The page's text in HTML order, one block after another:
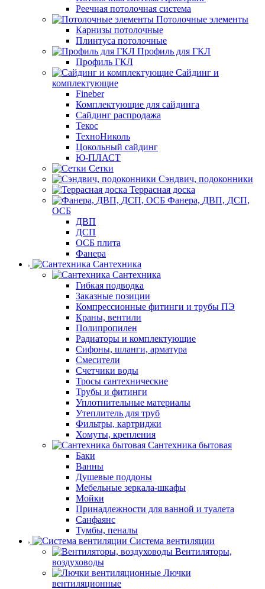
Реечная потолочная система
Потолочные элементы
Карнизы потолочные
Плинтуса потолочные
Профиль для ГКЛ
Профиль ГКЛ
Сайдинг и
комплектующие
Fineber
Комплектующие для сайдинга
Сайдинг распродажа
Текос
ТехноНиколь
Цокольный сайдинг
Ю-ПЛАСТ
Сетки
Сэндвич, подоконники
Террасная доска
Фанера, ДВП, ДСП,
ОСБ
ДВП
ДСП
ОСБ плита
Фанера
Сантехника
Сантехника
Гибкая подводка
Заказные позиции
Компрессионные фитинги и трубы ПЭ
Краны, вентили
Полипропилен
Радиаторы и комплектующие
Сифоны, шланги, арматура
Смесители
Счетчики воды
Тросы сантехнические
Трубы и фитинги
Уплотнительные материалы
Утеплитель для труб
Фильтры, картриджи
Хомуты, крепления
Сантехника бытовая
Баки
Ванны
Душевые поддоны
Мебельные зеркала-шкафы
Мойки
Принадлежности для ванной и туалета
Санфаянс
Тумбы, пеналы
Система вентиляции
Вентиляторы,
воздуховоды
Лючки
вентиляционные